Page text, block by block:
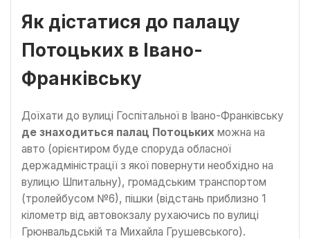
Як дістатися до палацу
Потоцьких в Івано-
Франківську
Доїхати до вулиці Госпітальної в Івано-Франківську
де знаходиться палац Потоцьких можна на
авто (орієнтиром буде споруда обласної
держадміністрації з якої повернути необхідно на
вулицю Шпитальну), громадським транспортом
(тролейбусом №6), пішки (відстань приблизно 1
кілометр від автовокзалу рухаючись по вулиці
Грюнвальдській та Михайла Грушевського).